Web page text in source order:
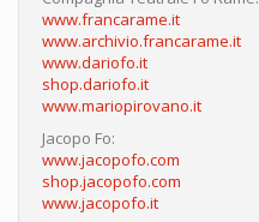
www.francarame.it
www.archivio.francarame.it
www.dariofo.it
shop.dariofo.it
www.mariopirovano.it
Jacopo Fo:
www.jacopofo.com
shop.jacopofo.com
www.jacopofo.it